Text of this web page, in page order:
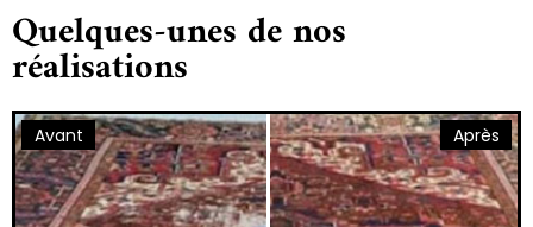
Quelques-unes de nos
réalisations
Avant Après